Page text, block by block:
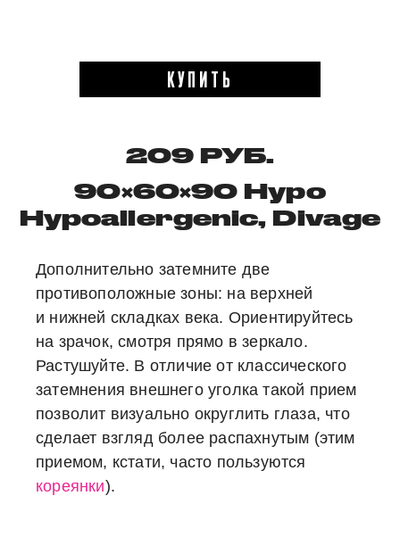
КУПИТЬ
209 РУБ.
90×60×90 Hypo
Hypoallergenic, Divage
Дополнительно затемните две
противоположные зоны: на верхней
и нижней складках века. Ориентируйтесь
на зрачок, смотря прямо в зеркало.
Растушуйте. В отличие от классического
затемнения внешнего уголка такой прием
позволит визуально округлить глаза, что
сделает взгляд более распахнутым (этим
приемом, кстати, часто пользуются
кореянки).